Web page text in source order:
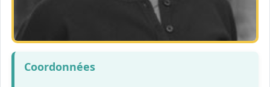
Coordonnées